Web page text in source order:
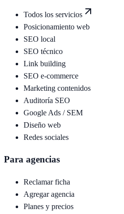
Todos los servicios
Posicionamiento web
SEO local
SEO técnico
Link building
SEO e-commerce
Marketing contenidos
Auditoría SEO
Google Ads / SEM
Diseño web
Redes sociales
Para agencias
Reclamar ficha
Agregar agencia
Planes y precios